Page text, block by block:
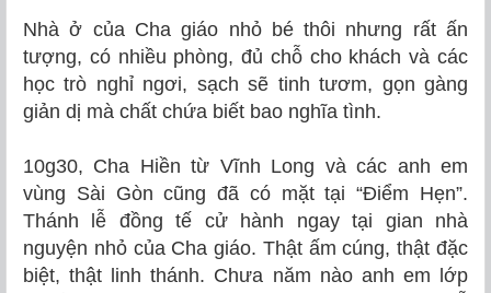
Nhà ở của Cha giáo nhỏ bé thôi nhưng rất ấn
tượng, có nhiều phòng, đủ chỗ cho khách và các
học trò nghỉ ngơi, sạch sẽ tinh tươm, gọn gàng
giản dị mà chất chứa biết bao nghĩa tình.
10g30, Cha Hiền từ Vĩnh Long và các anh em
vùng Sài Gòn cũng đã có mặt tại “Điểm Hẹn”.
Thánh lễ đồng tế cử hành ngay tại gian nhà
nguyện nhỏ của Cha giáo. Thật ấm cúng, thật đặc
biệt, thật linh thánh. Chưa năm nào anh em lớp